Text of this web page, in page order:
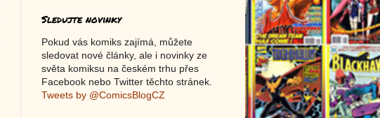
Sledujte novinky
Pokud vás komiks zajímá, můžete
sledovat nové články, ale i novinky ze
světa komiksu na českém trhu přes
Facebook nebo Twitter těchto stránek.
Tweets by @ComicsBlogCZ